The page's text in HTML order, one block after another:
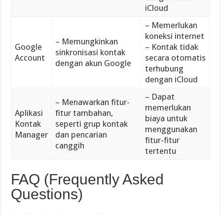
iCloud
Google
Account
– Memungkinkan
sinkronisasi kontak
dengan akun Google
– Memerlukan
koneksi internet
– Kontak tidak
secara otomatis
terhubung
dengan iCloud
Aplikasi
Kontak
Manager
– Menawarkan fitur-
fitur tambahan,
seperti grup kontak
dan pencarian
canggih
– Dapat
memerlukan
biaya untuk
menggunakan
fitur-fitur
tertentu
FAQ (Frequently Asked
Questions)